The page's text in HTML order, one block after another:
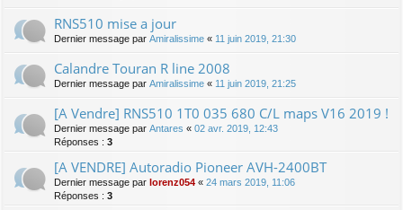
RNS510 mise a jour
Dernier message par Amiralissime « 11 juin 2019, 21:30
Calandre Touran R line 2008
Dernier message par Amiralissime « 11 juin 2019, 21:25
[A Vendre] RNS510 1T0 035 680 C/L maps V16 2019 !
Dernier message par Antares « 02 avr. 2019, 12:43
Réponses : 3
[A VENDRE] Autoradio Pioneer AVH-2400BT
Dernier message par lorenz054 « 24 mars 2019, 11:06
Réponses : 3